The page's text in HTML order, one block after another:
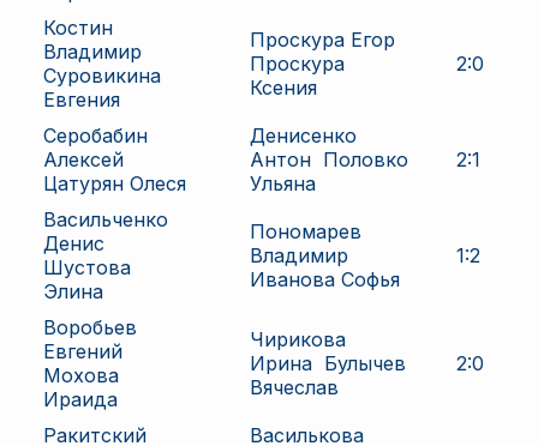
Костин
Владимир
Суровикина
Евгения
Проскура Егор
Проскура
Ксения
2:0
Серобабин
Алексей
Цатурян Олеся
Денисенко
Антон Половко
Ульяна
2:1
Васильченко
Денис
Шустова
Элина
Пономарев
Владимир
Иванова Софья
1:2
Воробьев
Евгений
Мохова
Ираида
Чирикова
Ирина Булычев
Вячеслав
2:0
Ракитский
Василькова